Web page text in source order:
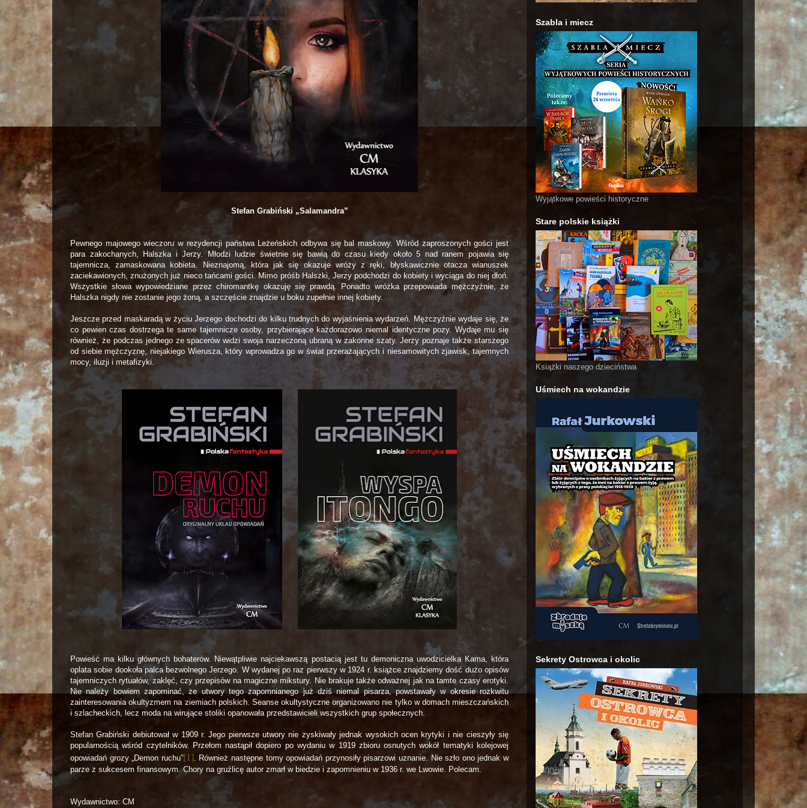
Stefan Grabiński „Salamandra”
Pewnego majowego wieczoru w rezydencji państwa Leżeńskich odbywa się bal maskowy. Wśród zaproszonych gości jest
para zakochanych, Halszka i Jerzy. Młodzi ludzie świetnie się bawią do czasu kiedy około 5 nad ranem pojawia się
tajemnicza, zamaskowana kobieta. Nieznajomą, która jak się okazuje wróży z ręki, błyskawicznie otacza wianuszek
zaciekawionych, znużonych już nieco tańcami gości. Mimo próśb Halszki, Jerzy podchodzi do kobiety i wyciąga do niej dłoń.
Wszystkie słowa wypowiedziane przez chiromantkę okazuję się prawdą. Ponadto wróżka przepowiada mężczyźnie, że
Halszka nigdy nie zostanie jego żoną, a szczęście znajdzie u boku zupełnie innej kobiety.
Jeszcze przed maskaradą w życiu Jerzego dochodzi do kilku trudnych do wyjaśnienia wydarzeń. Mężczyźnie wydaje się, że
co pewien czas dostrzega te same tajemnicze osoby, przybierające każdorazowo niemal identyczne pozy. Wydaje mu się
również, że podczas jednego ze spacerów widzi swoja narzeczoną ubraną w zakonne szaty. Jerzy poznaje także starszego
od siebie mężczyznę, niejakiego Wierusza, który wprowadza go w świat przerażających i niesamowitych zjawisk, tajemnych
mocy, iluzji i metafizyki.
Powieść ma kilku głównych bohaterów. Niewątpliwie najciekawszą postacią jest tu demoniczna uwodzicielka Kama, która
oplata sobie dookoła palca bezwolnego Jerzego. W wydanej po raz pierwszy w 1924 r. książce znajdziemy dość dużo opisów
tajemniczych rytuałów, zaklęć, czy przepisów na magiczne mikstury. Nie brakuje także odważnej jak na tamte czasy erotyki.
Nie należy bowiem zapominać, że utwory tego zapomnianego już dziś niemal pisarza, powstawały w okresie rozkwitu
zainteresowania okultyzmem na ziemiach polskich. Seanse okultystyczne organizowano nie tylko w domach mieszczańskich
i szlacheckich, lecz moda na wirujące stoliki opanowała przedstawicieli wszystkich grup społecznych.
Stefan Grabiński debiutował w 1909 r. Jego pierwsze utwory nie zyskiwały jednak wysokich ocen krytyki i nie cieszyły się
popularnością wśród czytelników. Przełom nastąpił dopiero po wydaniu w 1919 zbioru osnutych wokół tematyki kolejowej
opowiadań grozy „Demon ruchu”[1]. Również następne tomy opowiadań przynosiły pisarzowi uznanie. Nie szło ono jednak w
parze z sukcesem finansowym. Chory na gruźlicę autor zmarł w biedzie i zapomnieniu w 1936 r. we Lwowie. Polecam.
Wydawnictwo: CM
Szabla i miecz
Wyjątkowe powieści historyczne
Stare polskie książki
Książki naszego dzieciństwa
Uśmiech na wokandzie
Sekrety Ostrowca i okolic